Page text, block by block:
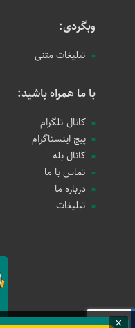
وبگردی:
تبلیغات متنی
با ما همراه باشید:
کانال تلگرام
پیج اینستاگرام
کانال بله
تماس با ما
درباره ما
تبلیغات
×